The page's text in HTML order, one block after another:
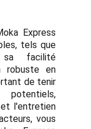
Express
tels que
sa facilité
robuste en
de tenir
l'entretien
vous